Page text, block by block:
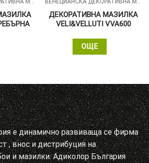
ДЕКОРАТИВНА МАЗИЛКА
VELI&VELLUTI VVA600
ОЩЕ
е динамично развиваща се фирма
, внос и дистрибуция на
и мазилки. Адиколор България